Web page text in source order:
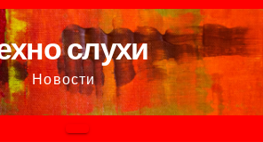
слухи
Новости